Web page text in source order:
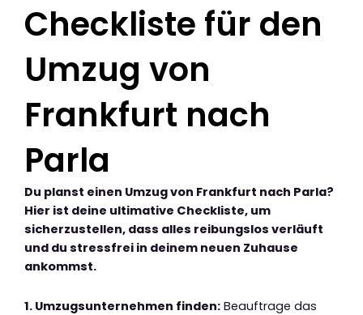
Checkliste für den
Umzug von
Frankfurt nach
Parla
Du planst einen Umzug von Frankfurt nach Parla?
Hier ist deine ultimative Checkliste, um
sicherzustellen, dass alles reibungslos verläuft
und du stressfrei in deinem neuen Zuhause
ankommst.
1. Umzugsunternehmen finden: Beauftrage das